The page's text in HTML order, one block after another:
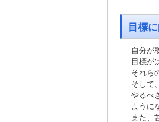
目標
自分が
目標が
それら
そして
やるべ
ように
また、